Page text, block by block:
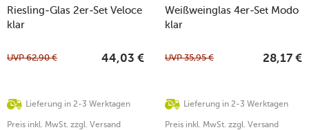
Riesling-Glas 2er-Set Veloce
klar
Lieferung in 2-3 Werktagen
UVP62,90 € 44,03 €
Preis inkl. MwSt. zzgl. Versand
Weißweinglas 4er-Set Modo
klar
Lieferung in 2-3 Werktagen
UVP35,95 € 28,17 €
Preis inkl. MwSt. zzgl. Versand